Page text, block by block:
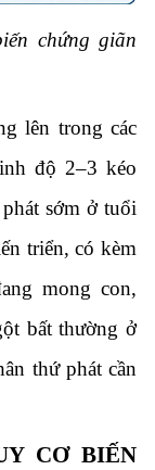
chứng giãn
lên trong các
độ 2–3 kéo
sớm ở tuổi
triển, có kèm
mong con,
bất thường ở
thứ phát cần
CƠ BIẾN